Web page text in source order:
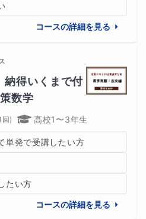
コースの詳細を見る
納得いくまで付
数学
回) 高校1〜3年生
単発で受講したい方
たい方
コースの詳細を見る